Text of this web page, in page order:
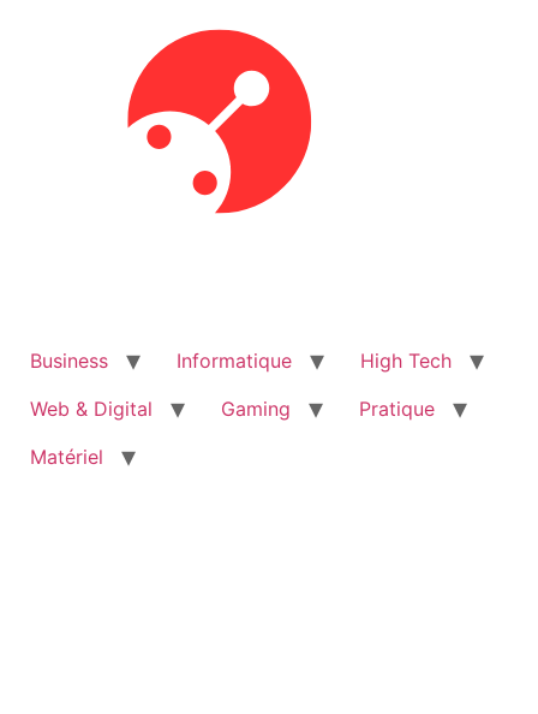
Business Informatique
High Tech
Web & Digital
Gaming
Pratique
Matériel